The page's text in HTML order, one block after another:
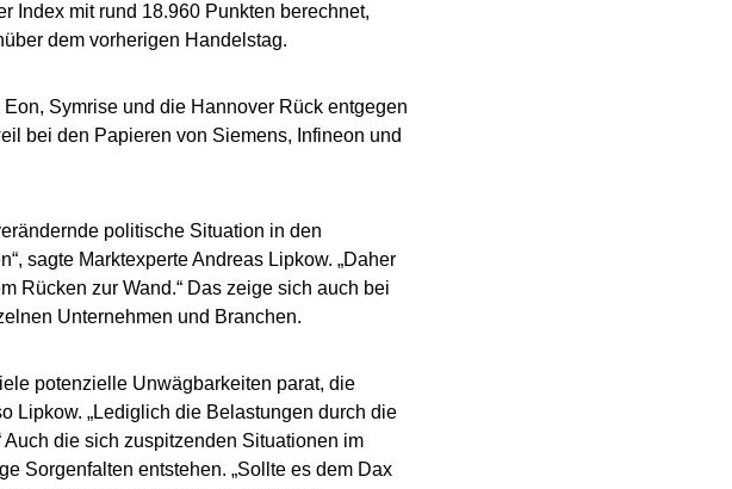
Index mit rund 18.960 Punkten berechnet,
dem vorherigen Handelstag.
Symrise und die Hannover Rück entgegen
bei den Papieren von Siemens, Infineon und
politische Situation in den
sagte Marktexperte Andreas Lipkow. „Daher
Rücken zur Wand.“ Das zeige sich auch bei
Unternehmen und Branchen.
potenzielle Unwägbarkeiten parat, die
Lipkow. „Lediglich die Belastungen durch die
die sich zuspitzenden Situationen im
Sorgenfalten entstehen. „Sollte es dem Dax